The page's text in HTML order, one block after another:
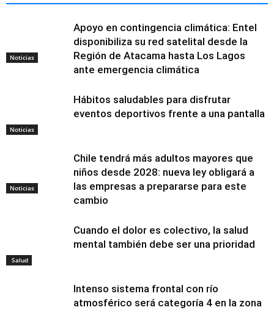
Noticias
Apoyo en contingencia climática: Entel
disponibiliza su red satelital desde la
Región de Atacama hasta Los Lagos
ante emergencia climática
Noticias
Hábitos saludables para disfrutar
eventos deportivos frente a una pantalla
Noticias
Chile tendrá más adultos mayores que
niños desde 2028: nueva ley obligará a
las empresas a prepararse para este
cambio
Salud
Cuando el dolor es colectivo, la salud
mental también debe ser una prioridad
Intenso sistema frontal con río
atmosférico será categoría 4 en la zona